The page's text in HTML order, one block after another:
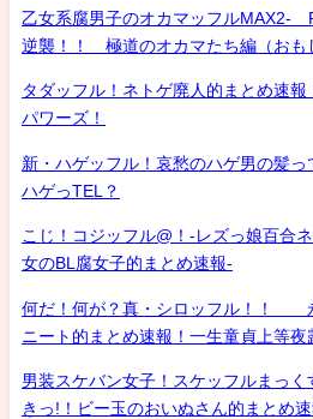
乙女系腐男子のオカマッフルMAX2-
逆襲！！ 極道のオカマたち編（おも
タダッフル！ネトゲ廃人的まとめ速
パワーズ！
新・ハゲッフル！哀愁のハゲ男の髪っ
ハゲっTEL？
こじ！コジッフル@！-レズっ娘百合
女のBL腐女子的まとめ速報-
何だ！何が？真・シロッフル！！
ニート的まとめ速報！一生童貞上等夜
男装スケバン女子！スケッフルまっ
きっ!！ビー玉のおいぬさん的まとめ